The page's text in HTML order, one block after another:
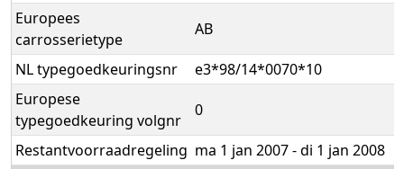
Europees
carrosserietype
AB
NL typegoedkeuringsnr
e3*98/14*0070*10
Europese
typegoedkeuring volgnr
0
Restantvoorraadregeling ma 1 jan 2007 - di 1 jan 2008